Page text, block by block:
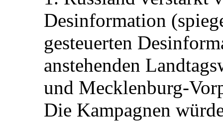
Desinformation
gesteuerten
anstehenden
und Mecklenburg-
Die Kampagnen